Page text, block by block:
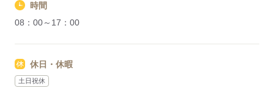
時間
08：00～17：00
休日・休暇
土日祝休